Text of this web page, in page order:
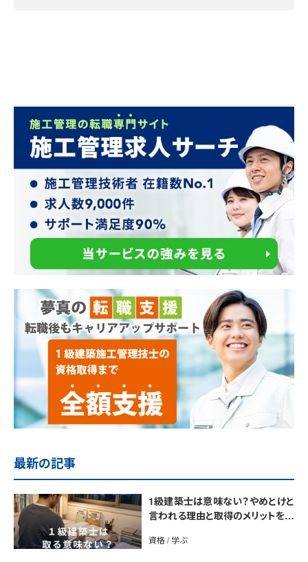
最新の記事
1級建築士は意味ない？やめとけと
言われる理由と取得のメリットを解
資格 / 学ぶ